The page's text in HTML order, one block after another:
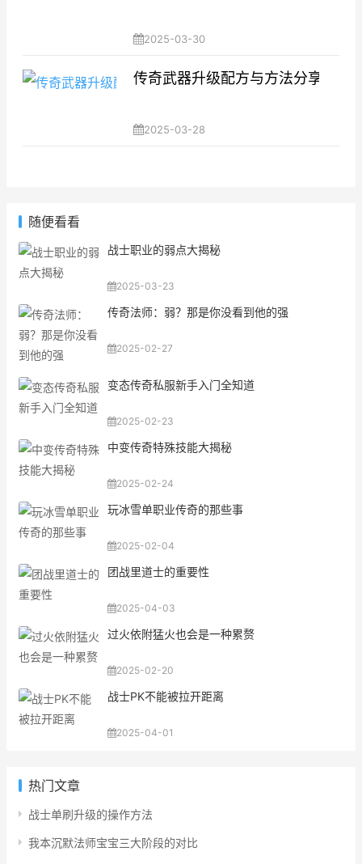
2025-03-30
传奇武器升级配方与方法分享
2025-03-28
随便看看
战士职业的弱点大揭秘
2025-03-23
传奇法师：弱？那是你没看到他的强
2025-02-27
变态传奇私服新手入门全知道
2025-02-23
中变传奇特殊技能大揭秘
2025-02-24
玩冰雪单职业传奇的那些事
2025-02-04
团战里道士的重要性
2025-04-03
过火依附猛火也会是一种累赘
2025-02-20
战士PK不能被拉开距离
2025-04-01
热门文章
战士单刷升级的操作方法
我本沉默法师宝宝三大阶段的对比